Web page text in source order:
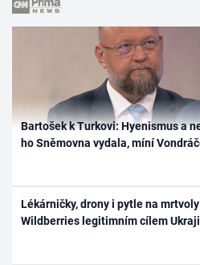
Bartošek k Turkovi: Hyenismus a
ho Sněmovna vydala, míní
Lékárničky, drony i pytle na
Wildberries legitimním cílem